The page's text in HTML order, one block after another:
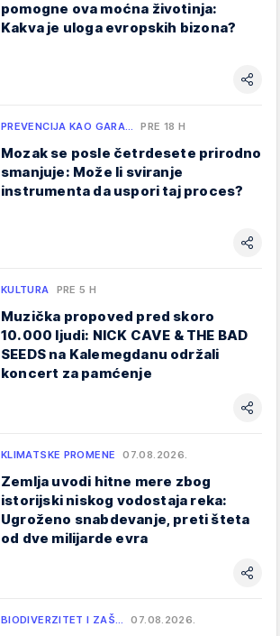
pomogne ova moćna životinja:
Kakva je uloga evropskih bizona?
PREVENCIJA KAO GARA… PRE 18 H
Mozak se posle četrdesete prirodno
smanjuje: Može li sviranje
instrumenta da uspori taj proces?
KULTURA PRE 5 H
Muzička propoved pred skoro
10.000 ljudi: NICK CAVE & THE BAD
SEEDS na Kalemegdanu održali
koncert za pamćenje
KLIMATSKE PROMENE 07.08.2026.
Zemlja uvodi hitne mere zbog
istorijski niskog vodostaja reka:
Ugroženo snabdevanje, preti šteta
od dve milijarde evra
BIODIVERZITET I ZAŠ… 07.08.2026.